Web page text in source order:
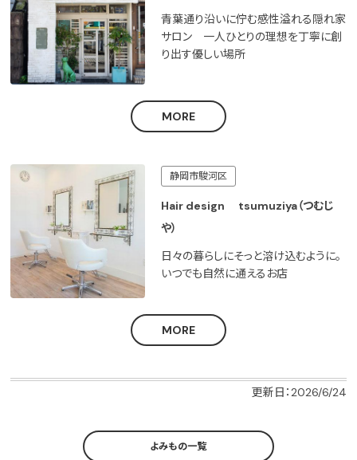
青葉通り沿いに佇む感性溢れる隠れ家
サロン 一人ひとりの理想を丁寧に創
り出す優しい場所
MORE
静岡市駿河区
Hair design tsumuziya（つむじ
や）
日々の暮らしにそっと溶け込むように。
いつでも自然に通えるお店
MORE
更新日：2026/6/24
よみもの一覧